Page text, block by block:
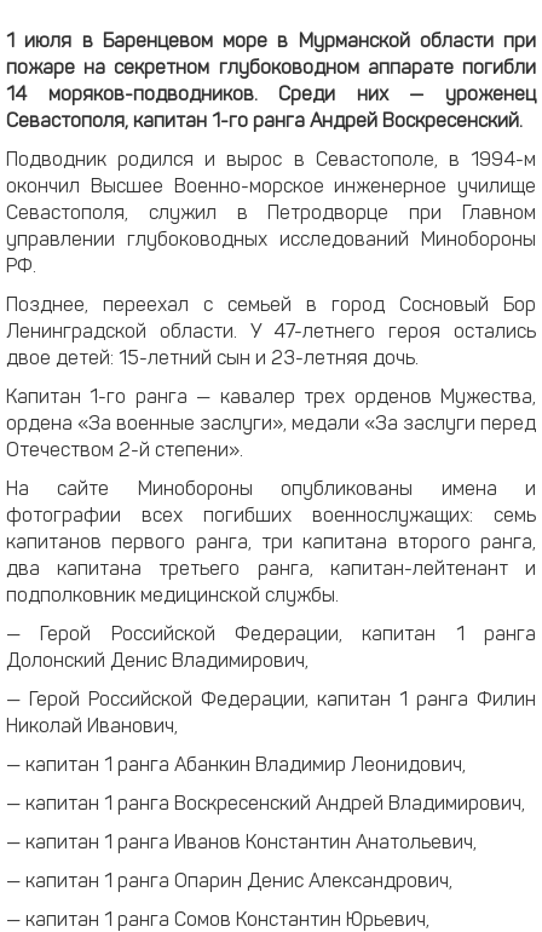
1 июля в Баренцевом море в Мурманской области при
пожаре на секретном глубоководном аппарате погибли
14 моряков-подводников. Среди них — уроженец
Севастополя, капитан 1-го ранга Андрей Воскресенский.
Подводник родился и вырос в Севастополе, в 1994-м
окончил Высшее Военно-морское инженерное училище
Севастополя, служил в Петродворце при Главном
управлении глубоководных исследований Минобороны
РФ.
Позднее, переехал с семьей в город Сосновый Бор
Ленинградской области. У 47-летнего героя остались
двое детей: 15-летний сын и 23-летняя дочь.
Капитан 1-го ранга — кавалер трех орденов Мужества,
ордена «За военные заслуги», медали «За заслуги перед
Отечеством 2-й степени».
На сайте Минобороны опубликованы имена и
фотографии всех погибших военнослужащих: семь
капитанов первого ранга, три капитана второго ранга,
два капитана третьего ранга, капитан-лейтенант и
подполковник медицинской службы.
— Герой Российской Федерации, капитан 1 ранга
Долонский Денис Владимирович,
— Герой Российской Федерации, капитан 1 ранга Филин
Николай Иванович,
— капитан 1 ранга Абанкин Владимир Леонидович,
— капитан 1 ранга Воскресенский Андрей Владимирович,
— капитан 1 ранга Иванов Константин Анатольевич,
— капитан 1 ранга Опарин Денис Александрович,
— капитан 1 ранга Сомов Константин Юрьевич,